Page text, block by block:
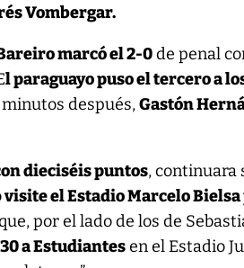
Vombergar.
marcó el 2-0de penal
l paraguayo puso el tercero a
después,Gastón
dieciséis puntos, continuara
visite el Estadio Marcelo
por el lado de los de
a Estudiantesen el Estadio